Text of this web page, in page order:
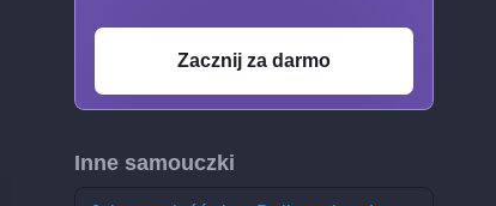
Zacznij za darmo
Inne samouczki